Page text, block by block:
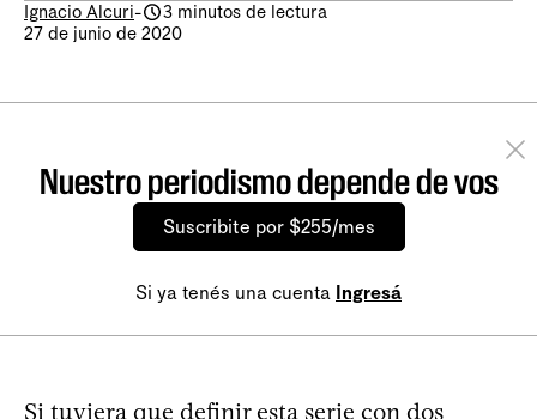
Ignacio Alcuri-
3 minutos de lectura
27 de junio de 2020
Nuestro periodismo depende de vos
Suscribite por $255/mes
Si ya tenés una cuenta Ingresá
Si tuviera que definir esta serie con dos